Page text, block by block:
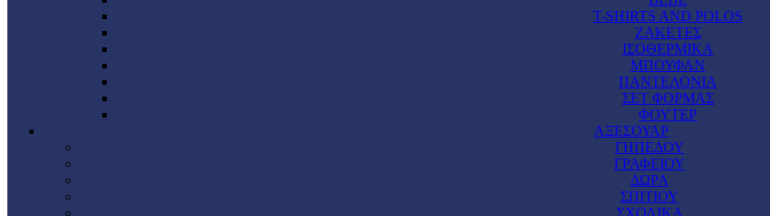
T-SHIRTS AND POLOS
ΖΑΚΕΤΕΣ
ΙΣΟΘΕΡΜΙΚΑ
ΜΠΟΥΦΑΝ
ΠΑΝΤΕΛΟΝΙΑ
ΣΕΤ ΦΟΡΜΑΣ
ΦΟΥΤΕΡ
ΑΞΕΣΟΥΑΡ
ΓΗΠΕΔΟΥ
ΓΡΑΦΕΙΟΥ
ΔΩΡΑ
ΣΠΙΤΙΟΥ
ΣΧΟΛΙΚΑ